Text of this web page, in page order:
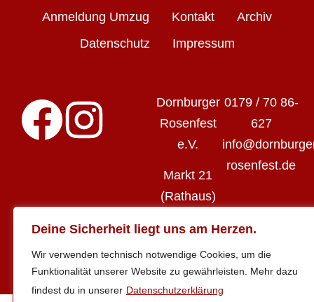
Deine Sicherheit liegt uns am Herzen.
Wir verwenden technisch notwendige Cookies, um die
Funktionalität unserer Website zu gewährleisten. Mehr dazu
findest du in unserer Datenschutzerklärung
Anmeldung Umzug
Kontakt
Archiv
Datenschutz
Impressum
Dornburger
Rosenfest
e.V.
Markt 21
(Rathaus)
Camburg
0179 / 70 86-
627
rosenfest.de